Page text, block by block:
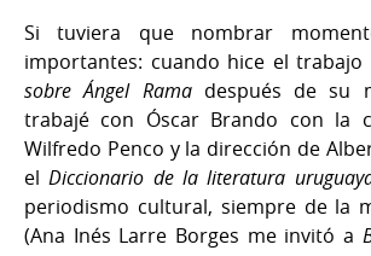
Si tuviera que nombrar
importantes: cuando hice el trabajo
sobre Ángel Ramadespués de su
trabajé con Óscar Brando con la
Wilfredo Penco y la dirección de
elDiccionario de la literatura
periodismo cultural, siempre de la
(Ana Inés Larre Borges me invitó a